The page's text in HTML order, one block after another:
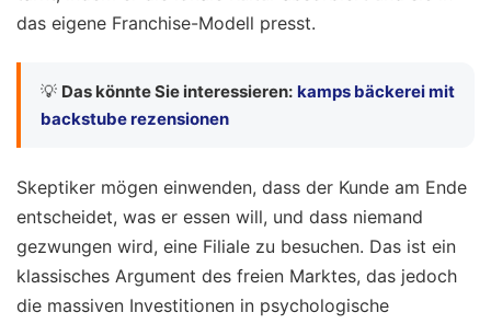
das eigene Franchise-Modell presst.
💡 Das könnte Sie interessieren: kamps bäckerei mit
backstube rezensionen
Skeptiker mögen einwenden, dass der Kunde am Ende
entscheidet, was er essen will, und dass niemand
gezwungen wird, eine Filiale zu besuchen. Das ist ein
klassisches Argument des freien Marktes, das jedoch
die massiven Investitionen in psychologische